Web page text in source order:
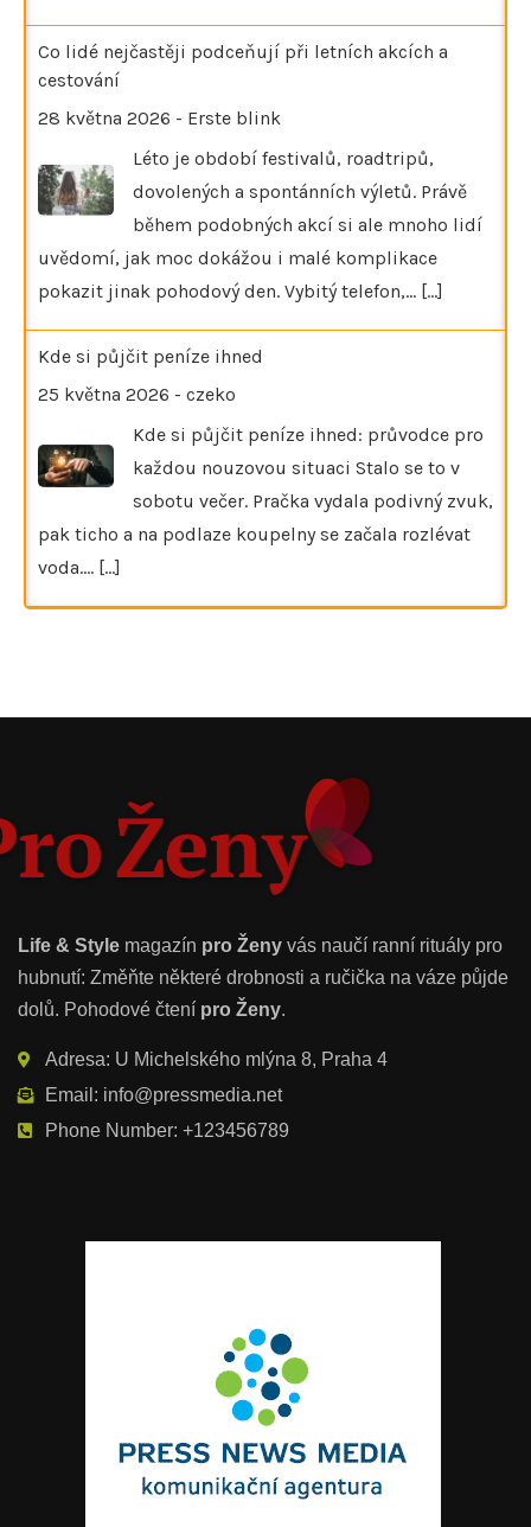
Co lidé nejčastěji podceňují při letních akcích a
cestování
28 května 2026 - Erste blink
Léto je období festivalů, roadtripů,
dovolených a spontánních výletů. Právě
během podobných akcí si ale mnoho lidí
uvědomí, jak moc dokážou i malé komplikace
pokazit jinak pohodový den. Vybitý telefon,… [...]
Kde si půjčit peníze ihned
25 května 2026 - czeko
Kde si půjčit peníze ihned: průvodce pro
každou nouzovou situaci Stalo se to v
sobotu večer. Pračka vydala podivný zvuk,
pak ticho a na podlaze koupelny se začala rozlévat
voda.… [...]
Life & Style magazín pro Ženy vás naučí ranní rituály pro
hubnutí: Změňte některé drobnosti a ručička na váze půjde
dolů. Pohodové čtení pro Ženy.
Adresa: U Michelského mlýna 8, Praha 4
Email: info@pressmedia.net
Phone Number: +123456789